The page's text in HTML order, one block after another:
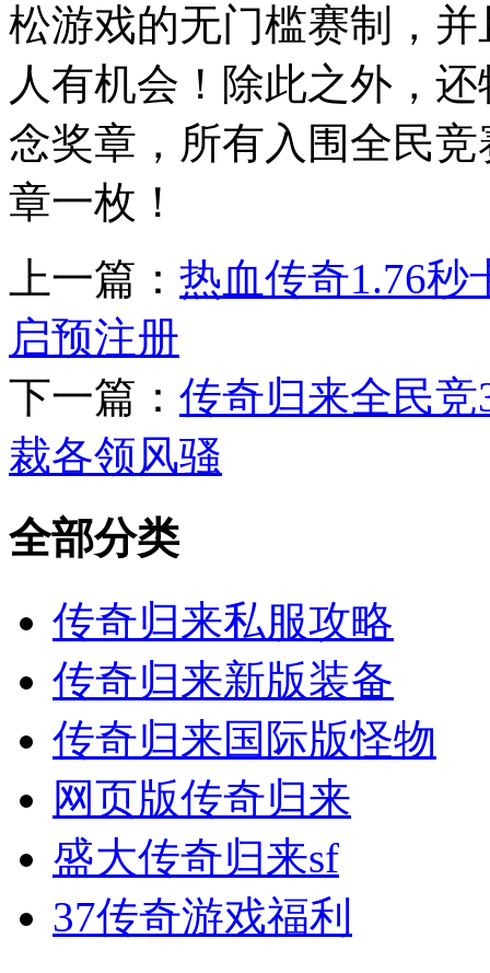
松游戏的无门槛赛制，
人有机会！除此之外，
念奖章，所有入围全民
章一枚！
上一篇： 热血传奇1.76秒
启预注册
下一篇： 传奇归来全民
裁各领风骚
全部分类
传奇归来私服攻略
传奇归来新版装备
传奇归来国际版怪物
网页版传奇归来
盛大传奇归来sf
37传奇游戏福利